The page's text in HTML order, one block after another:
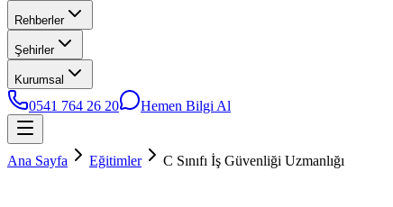
Rehberler
Şehirler
Kurumsal
0541 764 26 20 Hemen Bilgi Al
Ana Sayfa Eğitimler C Sınıfı İş Güvenliği Uzmanlığı